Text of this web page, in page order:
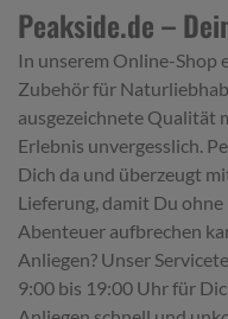
Peakside.de –
In unserem Online-
Zubehör für
ausgezeichnete Qualität
Erlebnis unvergesslich.
Dich da und überzeugt
Lieferung, damit Du
Abenteuer aufbrechen
Anliegen? Unser
9:00 bis 19:00 Uhr für